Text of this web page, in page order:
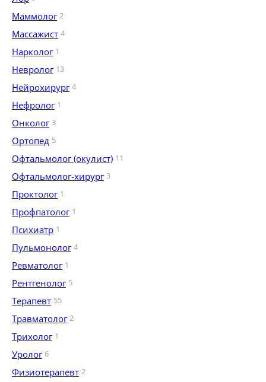
Маммолог 2
Массажист 4
Нарколог 1
Невролог 13
Нейрохирург 4
Нефролог 1
Онколог 3
Ортопед 5
Офтальмолог (окулист) 11
Офтальмолог-хирург 3
Проктолог 1
Профпатолог 1
Психиатр 1
Пульмонолог 4
Ревматолог 1
Рентгенолог 5
Терапевт 55
Травматолог 2
Трихолог 1
Уролог 6
Физиотерапевт 2